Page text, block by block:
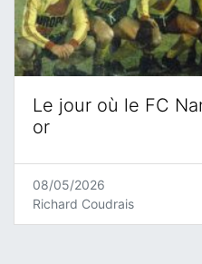
Le jour où le FC
or
08/05/2026
Richard Coudrais